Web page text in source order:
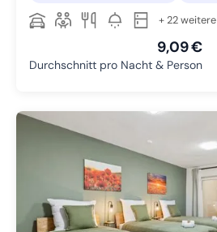
+ 22 weitere
9,09 €
Durchschnitt pro Nacht & Person